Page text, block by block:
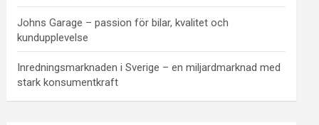
Johns Garage – passion för bilar, kvalitet och
kundupplevelse
Inredningsmarknaden i Sverige – en miljardmarknad med
stark konsumentkraft